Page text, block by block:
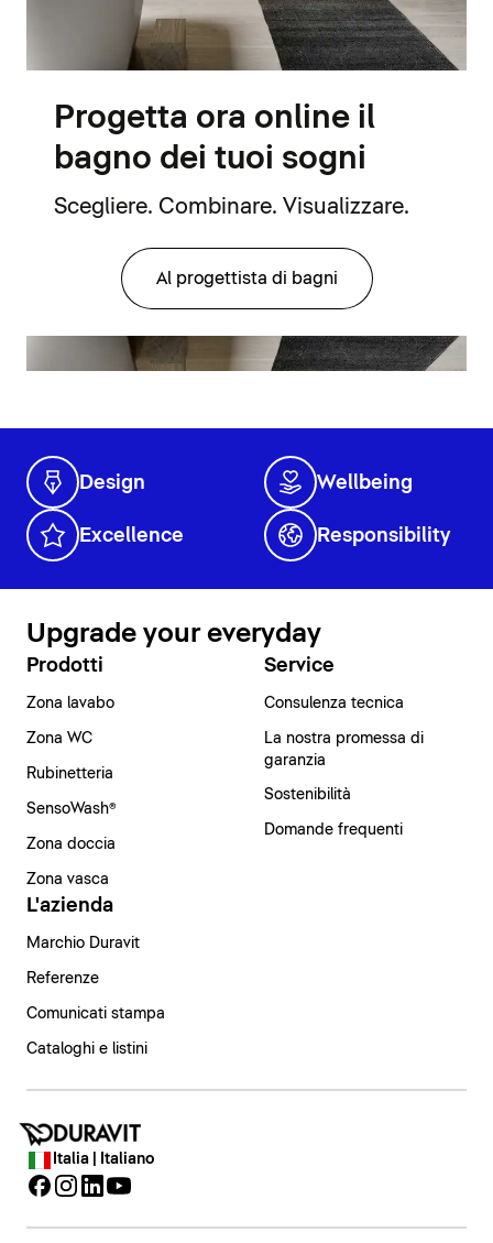
Progetta ora online il
bagno dei tuoi sogni
Scegliere. Combinare. Visualizzare.
Al progettista di bagni
Design Wellbeing
Excellence Responsibility
Upgrade your everyday
Prodotti
Zona lavabo
Zona WC
Rubinetteria
SensoWash®
Zona doccia
Zona vasca
Service
Consulenza tecnica
La nostra promessa di
garanzia
Sostenibilità
Domande frequenti
L'azienda
Marchio Duravit
Referenze
Comunicati stampa
Cataloghi e listini
Italia | Italiano